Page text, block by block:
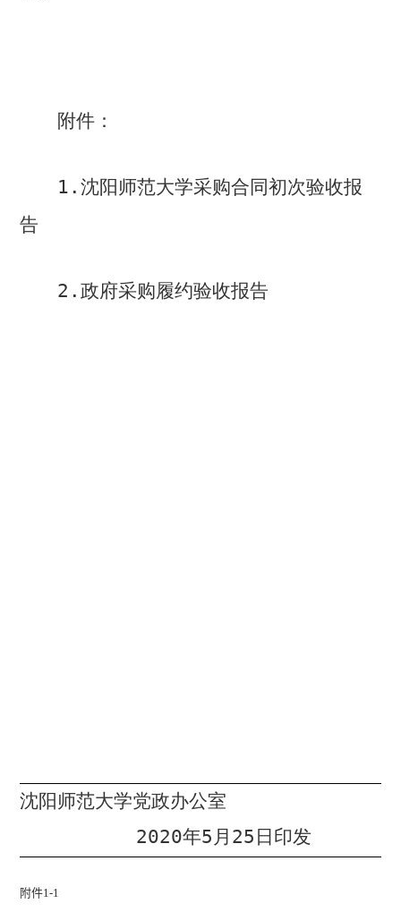
附件：
1.沈阳师范大学采购合同初次验收报
告
2.政府采购履约验收报告
沈阳师范大学党政办公室
2020年5 月 25 日印发
附件1-1